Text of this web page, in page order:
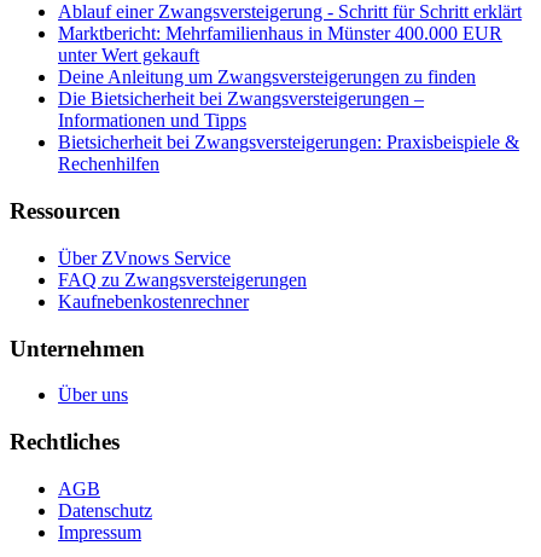
Ablauf einer Zwangsversteigerung - Schritt für Schritt erklärt
Marktbericht: Mehrfamilienhaus in Münster 400.000 EUR
unter Wert gekauft
Deine Anleitung um Zwangsversteigerungen zu finden
Die Bietsicherheit bei Zwangsversteigerungen –
Informationen und Tipps
Bietsicherheit bei Zwangsversteigerungen: Praxisbeispiele &
Rechenhilfen
Ressourcen
Über ZVnows Service
FAQ zu Zwangsversteigerungen
Kaufnebenkostenrechner
Unternehmen
Über uns
Rechtliches
AGB
Datenschutz
Impressum